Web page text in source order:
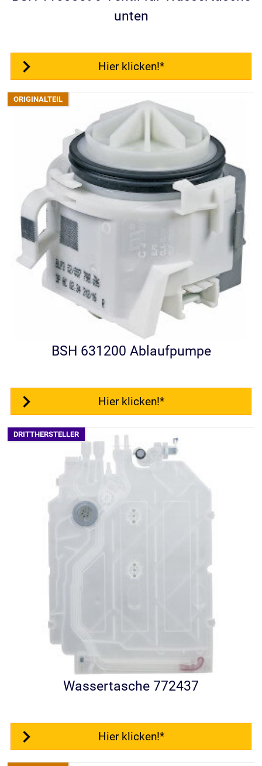
unten
Hier klicken!*
BSH 631200 Ablaufpumpe
Hier klicken!*
Wassertasche 772437
Hier klicken!*